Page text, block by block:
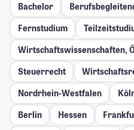
Bachelor
Fernstudium
Wirtschaftswissenschaften,
Steuerrecht
Nordrhein-Westfalen
Berlin
Hessen